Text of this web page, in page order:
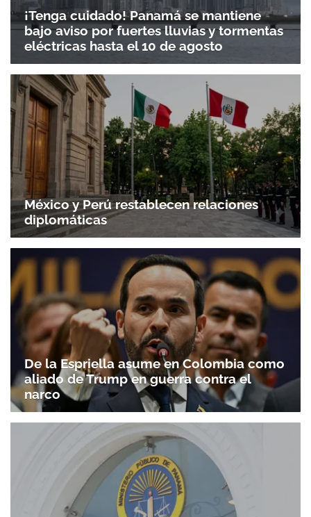
¡Tenga cuidado! Panamá se mantiene
bajo aviso por fuertes lluvias y tormentas
eléctricas hasta el 10 de agosto
México y Perú restablecen relaciones
diplomáticas
De la Espriella asume en Colombia como
aliado de Trump en guerra contra el
narco